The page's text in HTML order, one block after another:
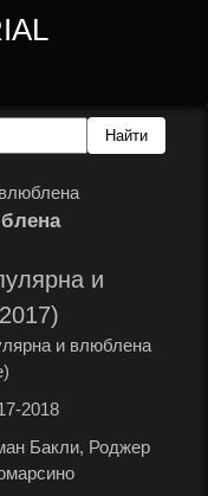
и
и влюблена
2018
Бакли, Роджер